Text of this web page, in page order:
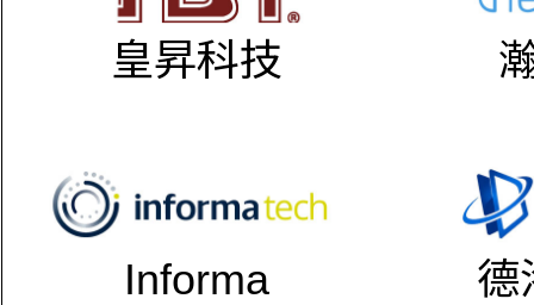
皇昇科技
Informa 德